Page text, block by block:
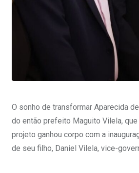
O sonho de transformar Aparecida
do então prefeito Maguito Vilela,
projeto ganhou corpo com a
de seu filho, Daniel Vilela, vice-